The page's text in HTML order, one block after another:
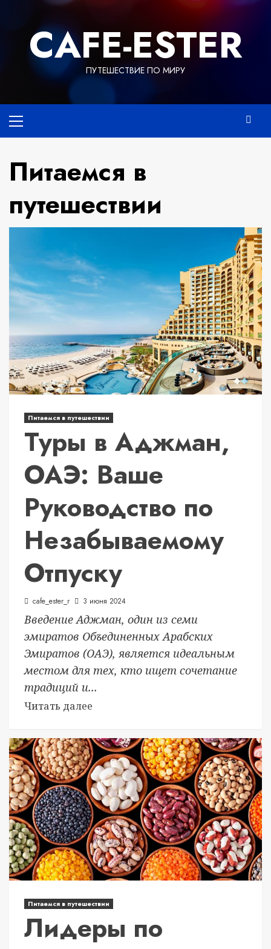
содержимому
СAFE-ESTER
ПУТЕШЕСТВИЕ ПО МИРУ
меню
Питаемся в
путешествии
Питаемся в путешествии
Туры в Аджман,
ОАЭ: Ваше
Руководство по
Незабываемому
Отпуску
cafe_ester_r 3 июня 2024
Введение Аджман, один из семи
эмиратов Объединенных Арабских
Эмиратов (ОАЭ), является идеальным
местом для тех, кто ищет сочетание
традиций и...
Читать далее
Питаемся в путешествии
Лидеры по